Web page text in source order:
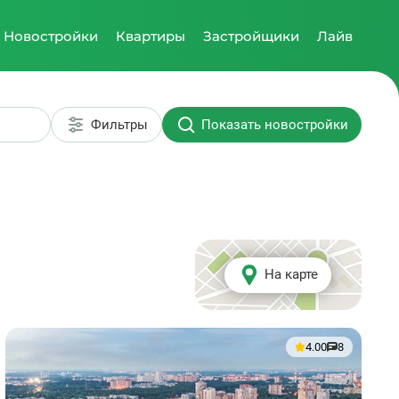
Новостройки Квартиры Застройщики Лайв
Фильтры Показать новостройки
На карте
4.00 8